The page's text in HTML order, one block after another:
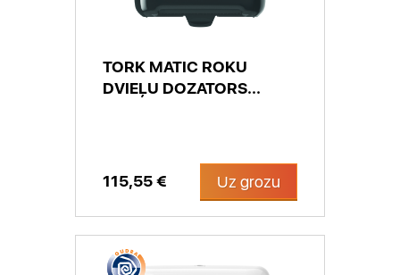
TORK MATIC ROKU
DVIEĻU DOZATORS...
115,55 € Uz grozu